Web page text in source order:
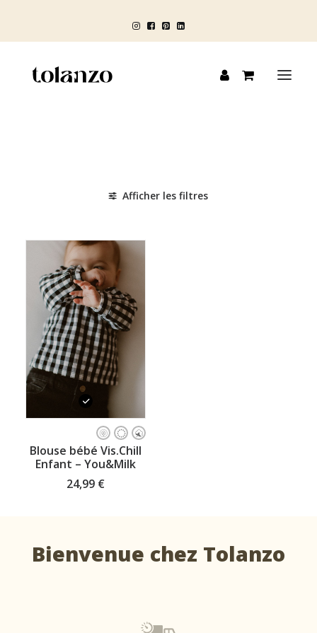
Afficher les filtres
CHOISISSEZ VOTRE TAILLE
a
plusieurs
variations.
choisies
sur
Blouse bébé Vis.Chill
Enfant – You&Milk
24,99 €
Bienvenue chez Tolanzo